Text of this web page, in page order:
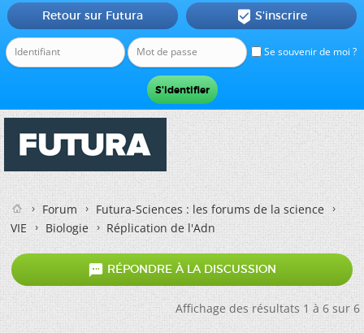
Se souvenir de moi ?
Retour sur Futura  S'inscrire
Forum
Futura-Sciences : les forums de la science
VIE
Biologie Réplication de l'Adn
 RÉPONDRE À LA DISCUSSION
Affichage des résultats 1 à 6 sur 6